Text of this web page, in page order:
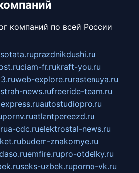
компаний по всей России
prazdnikdushi.ru
ciam-fr.rukraft-you.ru
web-explore.rurastenuya.ru
strah-news.rufreeride-team.ru
autostudiopro.ru
pornv.ruatlantpereezd.ru
a-cdc.ruelektrostal-news.ru
budem-znakomye.ru
emfire.rupro-otdelky.ru
seks-uzbek.ruporno-vk.ru